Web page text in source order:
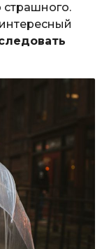
страшного.